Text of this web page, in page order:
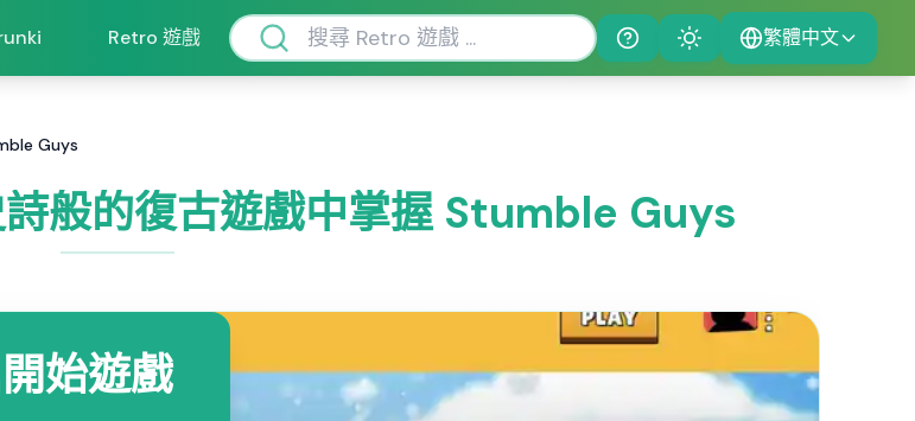
Retro 遊戲 Help Theme 繁體中文
Guys
般的復古遊戲中掌握 Stumble Guys
開始遊戲